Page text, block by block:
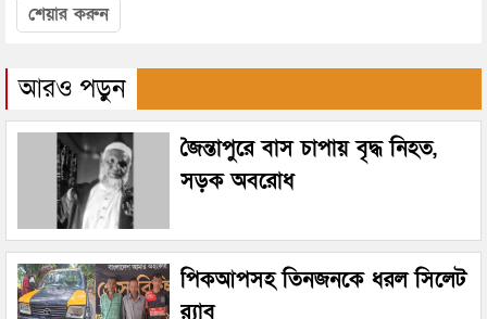
শেয়ার করুন
আরও পড়ুন
জৈন্তাপুরে বাস চাপায় বৃদ্ধ নিহত,
সড়ক অবরোধ
পিকআপসহ তিনজনকে ধরল সিলেট
র‌্যাব